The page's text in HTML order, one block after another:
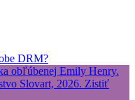
DRM?